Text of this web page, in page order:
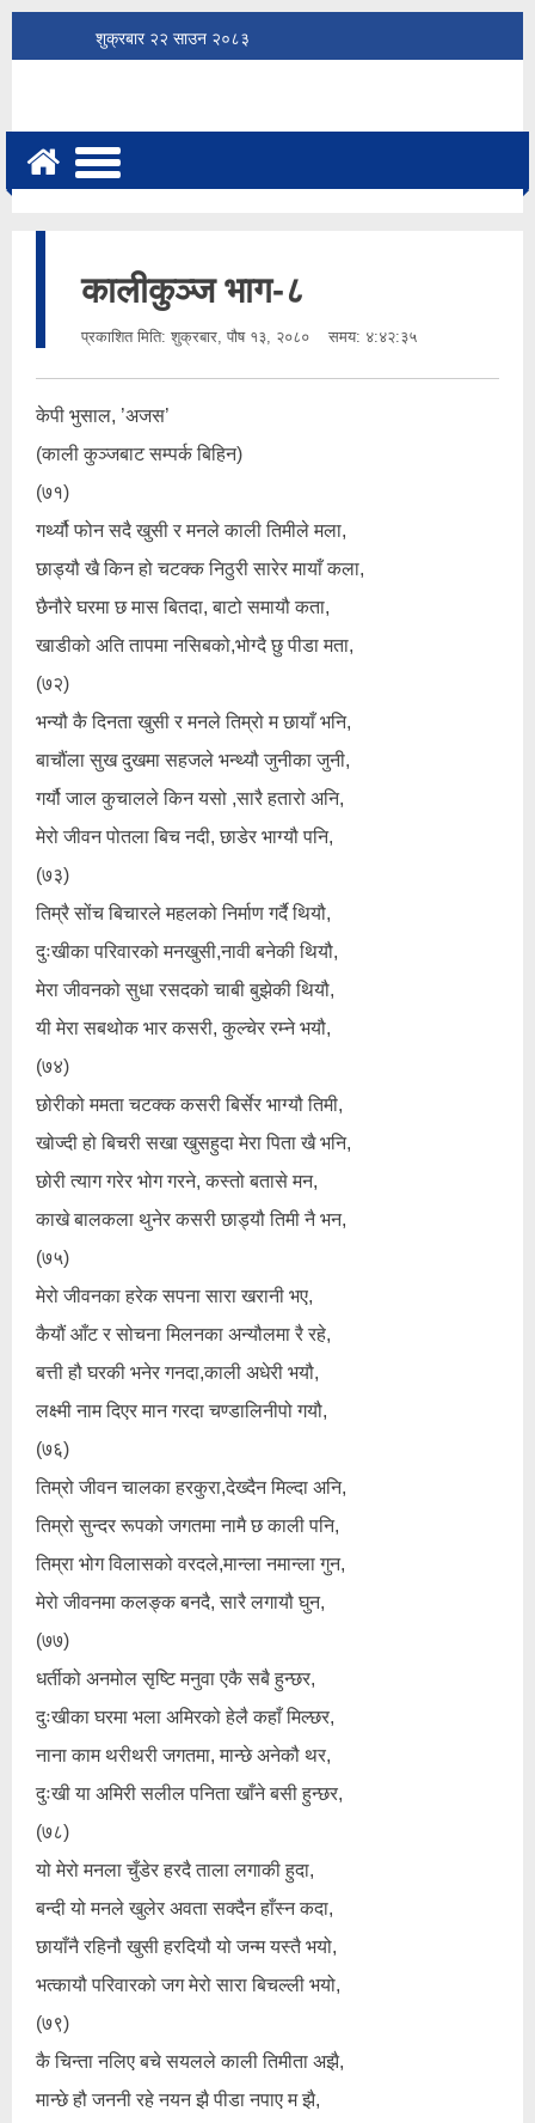
शुक्रबार २२ साउन २०८३
कालीकुञ्ज भाग-८
प्रकाशित मिति: शुक्रबार, पौष १३, २०८० समय: ४:४२:३५
केपी भुसाल, ’अजस’
(काली कुञ्जबाट सम्पर्क बिहिन)
(७१)
गर्थ्यौ फोन सदै खुसी र मनले काली तिमीले मला,
छाड्यौ खै किन हो चटक्क निठुरी सारेर मायाँ कला,
छैनौरे घरमा छ मास बितदा, बाटो समायौ कता,
खाडीको अति तापमा नसिबको,भोग्दै छु पीडा मता,
(७२)
भन्यौ कै दिनता खुसी र मनले तिम्रो म छायाँ भनि,
बाचौंला सुख दुखमा सहजले भन्थ्यौ जुनीका जुनी,
गर्यौ जाल कुचालले किन यसो ,सारै हतारो अनि,
मेरो जीवन पोतला बिच नदी, छाडेर भाग्यौ पनि,
(७३)
तिम्रै सोंच बिचारले महलको निर्माण गर्दै थियौ,
दुःखीका परिवारको मनखुसी,नावी बनेकी थियौ,
मेरा जीवनको सुधा रसदको चाबी बुझेकी थियौ,
यी मेरा सबथोक भार कसरी, कुल्चेर रम्ने भयौ,
(७४)
छोरीको ममता चटक्क कसरी बिर्सेर भाग्यौ तिमी,
खोज्दी हो बिचरी सखा खुसहुदा मेरा पिता खै भनि,
छोरी त्याग गरेर भोग गरने, कस्तो बतासे मन,
काखे बालकला थुनेर कसरी छाड्यौ तिमी नै भन,
(७५)
मेरो जीवनका हरेक सपना सारा खरानी भए,
कैयौं आँट र सोचना मिलनका अन्यौलमा रै रहे,
बत्ती हौ घरकी भनेर गनदा,काली अधेरी भयौ,
लक्ष्मी नाम दिएर मान गरदा चण्डालिनीपो गयौ,
(७६)
तिम्रो जीवन चालका हरकुरा,देख्दैन मिल्दा अनि,
तिम्रो सुन्दर रूपको जगतमा नामै छ काली पनि,
तिम्रा भोग विलासको वरदले,मान्ला नमान्ला गुन,
मेरो जीवनमा कलङ्क बनदै, सारै लगायौ घुन,
(७७)
धर्तीको अनमोल सृष्टि मनुवा एकै सबै हुन्छर,
दुःखीका घरमा भला अमिरको हेलै कहाँ मिल्छर,
नाना काम थरीथरी जगतमा, मान्छे अनेकौ थर,
दुःखी या अमिरी सलील पनिता खाँने बसी हुन्छर,
(७८)
यो मेरो मनला चुँडेर हरदै ताला लगाकी हुदा,
बन्दी यो मनले खुलेर अवता सक्दैन हाँस्न कदा,
छायाँनै रहिनौ खुसी हरदियौ यो जन्म यस्तै भयो,
भत्कायौ परिवारको जग मेरो सारा बिचल्ली भयो,
(७९)
कै चिन्ता नलिए बचे सयलले काली तिमीता अझै,
मान्छे हौ जननी रहे नयन झै पीडा नपाए म झै,